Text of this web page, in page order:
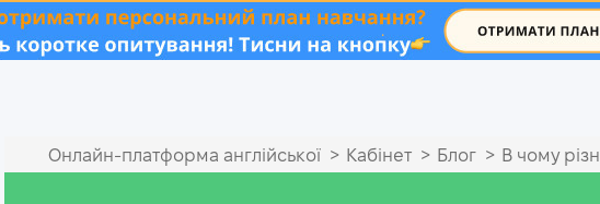
.
Онлайн‑платформа англійської > Кабінет > Блог > В чому